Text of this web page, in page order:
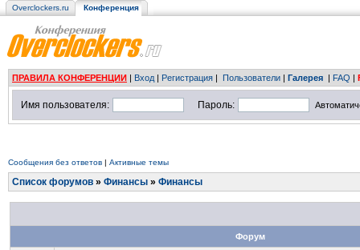
Overclockers.ru Конференция
ПРАВИЛА КОНФЕРЕНЦИИ | Вход | Регистрация | Пользователи | Галерея | FAQ |
Имя пользователя: Пароль:
Сообщения без ответов | Активные темы
Список форумов » Финансы » Финансы
Форум